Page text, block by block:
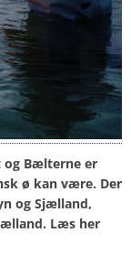
og Bælterne er
ø kan være. Der
og Sjælland,
Læs her